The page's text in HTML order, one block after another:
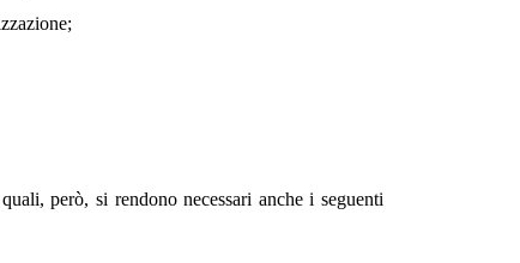
però, si rendono necessari anche i seguenti